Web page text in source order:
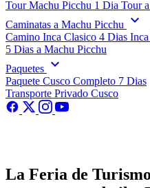
Tour Machu Picchu 1 Dia Tour
Caminatas a Machu Picchu
expand_more
Camino Inca Clasico 4 Dias
5 Dias a Machu Picchu
Paquetes expand_more
Paquete Cusco Completo 7 Dias
Transporte Privado Cusco
La Feria de